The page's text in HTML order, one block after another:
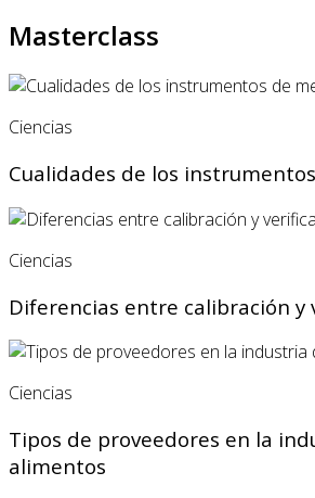
Masterclass
Ciencias
Cualidades de los
Ciencias
Diferencias entre calibración y
Ciencias
Tipos de proveedores en la
alimentos